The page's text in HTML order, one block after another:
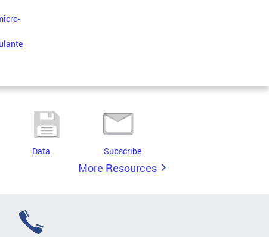
Data Subscribe
More Resources